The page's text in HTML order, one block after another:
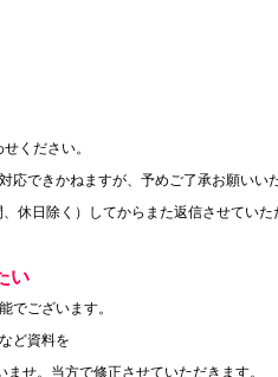
ください。
応できかねますが、予めご了承お願いい
休日除く）してからまた返信させていた
い
でございます。
ど資料を
ませ。当方で修正させていただきます。